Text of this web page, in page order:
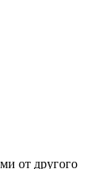
от другого